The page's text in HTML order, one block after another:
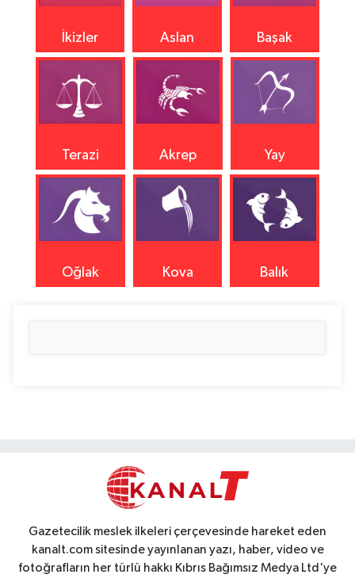
İkizler Aslan Başak
Terazi Akrep Yay
Oğlak Kova Balık
Gazetecilik meslek ilkeleri çerçevesinde hareket eden
kanalt.com sitesinde yayınlanan yazı, haber, video ve
fotoğrafların her türlü hakkı Kıbrıs Bağımsız Medya Ltd'ye